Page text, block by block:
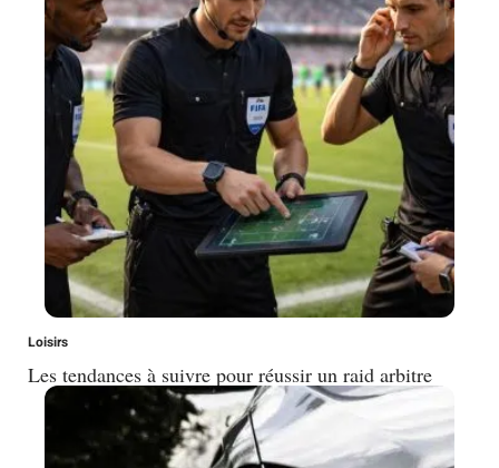
Loisirs
Les tendances à suivre pour réussir un raid arbitre